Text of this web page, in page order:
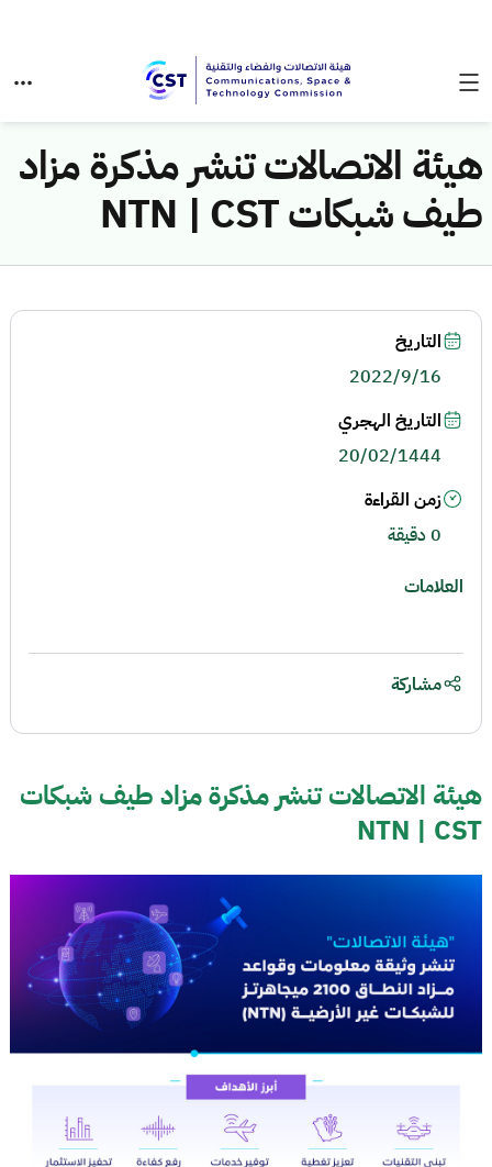
هيئة الاتصالات تنشر مذكرة مزاد
طيف شبكات NTN | CST
هيئة الاتصالات تنشر مذكرة مزاد طيف شبكات
NTN | CST
التاريخ
2022/9/16
التاريخ الهجري
20/02/1444
زمن القراءة
0 دقيقة
العلامات
مشاركة